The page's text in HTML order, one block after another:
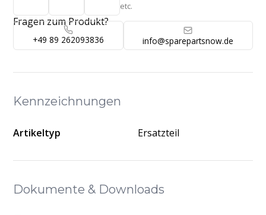
etc.
Fragen zum Produkt?
+49 89 262093836 info@sparepartsnow.de
Kennzeichnungen
Artikeltyp Ersatzteil
Dokumente & Downloads